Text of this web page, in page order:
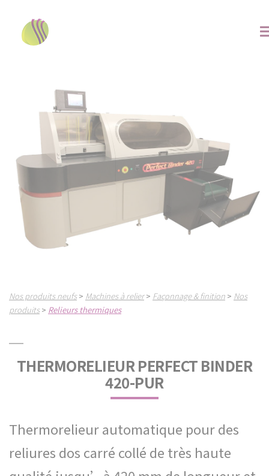
Nos produits neufs> Machines à relier> Façonnage & finition > Nos
produits> Relieurs thermiques
THERMORELIEUR PERFECT BINDER
420-PUR
Thermorelieur automatique pour des
reliures dos carré collé de très haute